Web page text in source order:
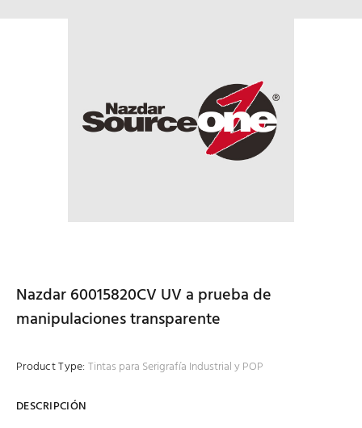
Nazdar 60015820CV UV a prueba de
manipulaciones transparente
Product Type: Tintas para Serigrafía Industrial y POP
DESCRIPCIÓN